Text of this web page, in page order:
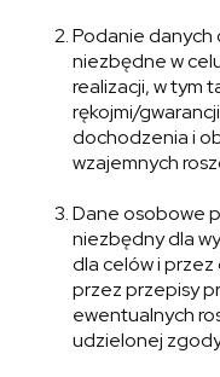
Podanie danych
niezbędne w
realizacji, w tym
rękojmi/
dochodzenia i
wzajemnych
Dane osobowe
niezbędny dla
dla celów i przez
przez przepisy
ewentualnych
udzielonej